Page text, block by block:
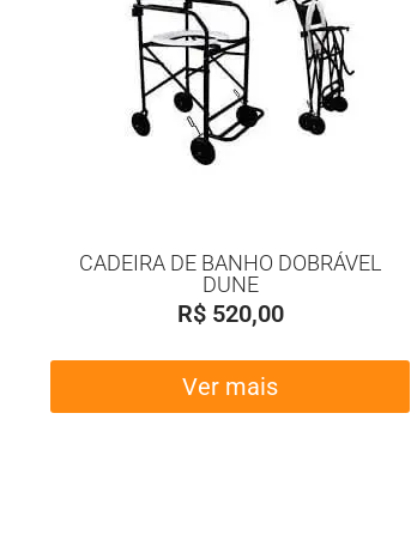
CADEIRA DE BANHO DOBRÁVEL
DUNE
R$520,00
Ver mais